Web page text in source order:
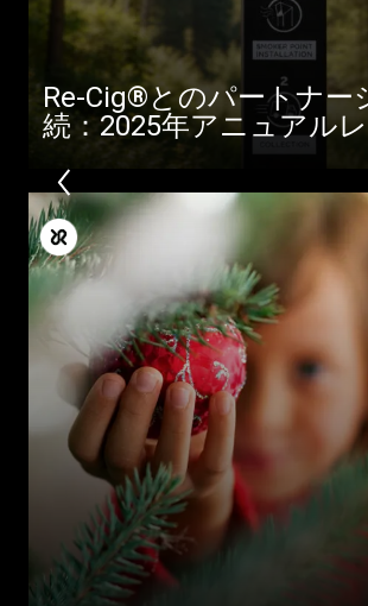
Re-Cig®とのパートナー
続：2025年アニュアル